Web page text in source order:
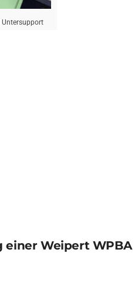
Untersupport
Weipert WPBA